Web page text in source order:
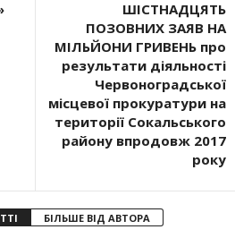
ШІСТНАДЦЯТЬ
ПОЗОВНИХ ЗАЯВ НА
МІЛЬЙОНИ ГРИВЕНЬ про
результати діяльності
Червоноградської
місцевої прокуратури на
території Сокальського
району впродовж 2017
року
БІЛЬШЕ ВІД АВТОРА